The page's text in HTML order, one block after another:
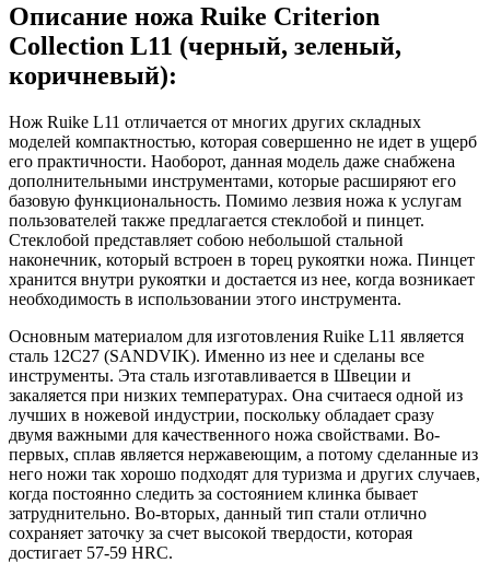
Описание ножа Ruike Criterion
Collection L11 (черный, зеленый,
коричневый):
Нож Ruike L11 отличается от многих других складных
моделей компактностью, которая совершенно не идет в ущерб
его практичности. Наоборот, данная модель даже снабжена
дополнительными инструментами, которые расширяют его
базовую функциональность. Помимо лезвия ножа к услугам
пользователей также предлагается стеклобой и пинцет.
Стеклобой представляет собою небольшой стальной
наконечник, который встроен в торец рукоятки ножа. Пинцет
хранится внутри рукоятки и достается из нее, когда возникает
необходимость в использовании этого инструмента.
Основным материалом для изготовления Ruike L11 является
сталь 12С27 (SANDVIK). Именно из нее и сделаны все
инструменты. Эта сталь изготавливается в Швеции и
закаляется при низких температурах. Она считаеся одной из
лучших в ножевой индустрии, поскольку обладает сразу
двумя важными для качественного ножа свойствами. Во-
первых, сплав является нержавеющим, а потому сделанные из
него ножи так хорошо подходят для туризма и других случаев,
когда постоянно следить за состоянием клинка бывает
затруднительно. Во-вторых, данный тип стали отлично
сохраняет заточку за счет высокой твердости, которая
достигает 57-59 HRC.